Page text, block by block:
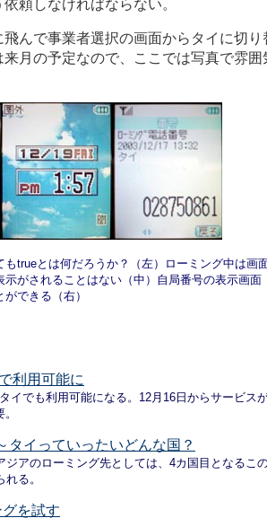
頼しなければならない。
んで事業者選択の画面からタイに切り
月の予定なので、ここでは写真で雰囲
trueとは何だろうか？（左）ローミング中は画
がされることはない（中）自局番号の表示画面
できる（右）
利用可能に
イでも利用可能になる。12月16日からサービス
イっていったいどんな国？
アのローミング先としては、4カ国目となるこ
る。
を試す